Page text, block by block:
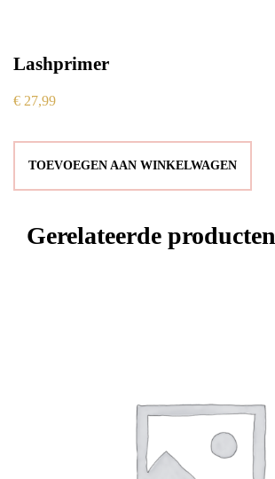
Lashprimer
€ 27,99
TOEVOEGEN AAN WINKELWAGEN
Gerelateerde producten